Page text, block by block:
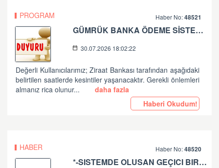
PROGRAM Haber No:48521
GÜMRÜK BANKA ÖDEME SİSTEMLERİ ZİRAAT BANKASI PLANLI ÇALIŞMA HK
30.07.2026 18:02:22
Değerli Kullanıcılarımız; Ziraat Bankası tarafından aşağıdaki
belirtilen saatlerde kesintiler yaşanacaktır. Gerekli önlemleri
almanız rica olunur...
daha fazla
Haberi Okudum!
HABER Haber No:48520
*-SISTEMDE OLUSAN GEÇICI BIR SORUN SEBEBIYLE ISLEMLERINIZE DEVAM EDILEMIYOR. LÜTFEN TEKRAR DENEYINIZ. SORUNUNUZUN DEVAM ETMESI DURUMUNDA LÜTFEN ÇAGRI MERKEZIMIZE ÇAGRI BIRAKINIZ. +90 312 444 84 82 '' HATASI HK